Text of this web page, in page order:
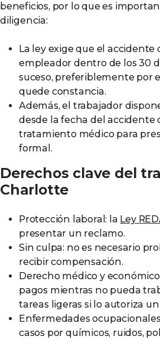
beneficios, por lo que es
diligencia:
La ley exige que el accidente
empleador dentro de los 30
suceso, preferiblemente por
quede constancia.
Además, el trabajador
desde la fecha del accidente
tratamiento médico para
formal.
Derechos clave del
Charlotte
Protección laboral: la Ley
presentar un reclamo.
Sin culpa: no es necesario
recibir compensación.
Derecho médico y
pagos mientras no pueda
tareas ligeras si lo autoriza
Enfermedades
casos por químicos, ruidos,